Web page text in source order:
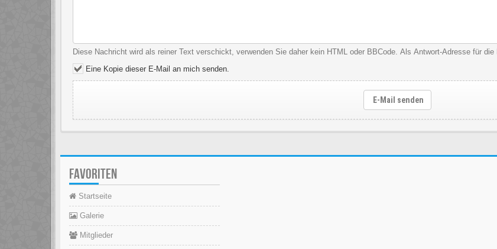
Diese Nachricht wird als reiner Text verschickt, verwenden Sie daher kein HTML oder BBCode. Als Antwort-Adresse für
Eine Kopie dieser E-Mail an mich senden.
E-Mail senden
FAVORITEN
Startseite
Galerie
Mitglieder